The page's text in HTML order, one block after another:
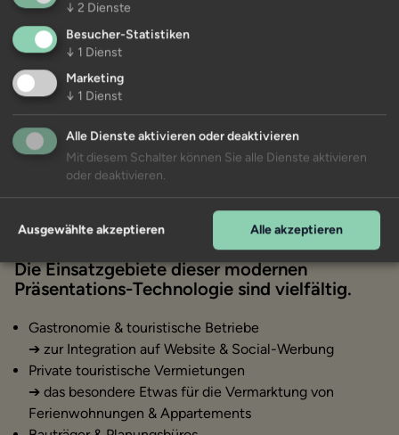
Für Wen ist die 360 Virtual Tour
noch geeignet?
Die Einsatzgebiete dieser modernen
Präsentations-Technologie sind vielfältig.
Gastronomie & touristische Betriebe
➔ zur Integration auf Website & Social-Werbung
Private touristische Vermietungen
➔ das besondere Etwas für die Vermarktung von
Ferienwohnungen & Appartements
↓ 2 Dienste
Besucher-Statistiken
↓ 1 Dienst
Marketing
↓ 1 Dienst
Alle Dienste aktivieren oder deaktivieren
Mit diesem Schalter können Sie alle Dienste aktivieren
oder deaktivieren.
Ausgewählte akzeptieren Alle akzeptieren